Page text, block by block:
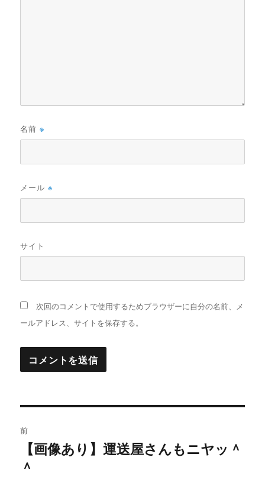
名前※
メール※
サイト
次回のコメントで使用するためブラウザーに自分の名前、メ
ールアドレス、サイトを保存する。
稿
ナ
前
去
【画像あり】運送屋さんもニヤッ＾
＾